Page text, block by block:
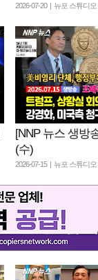
2026-07-20 | 뉴포 스튜디오
[NNP 뉴스 생방
(수)
2026-07-15 | 뉴포 스튜디오